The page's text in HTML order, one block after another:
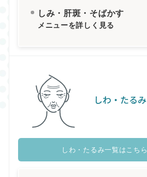
しみ・肝斑・そばかす
メニューを詳しく見る
しわ・たるみ
しわ・たるみ一覧はこちら